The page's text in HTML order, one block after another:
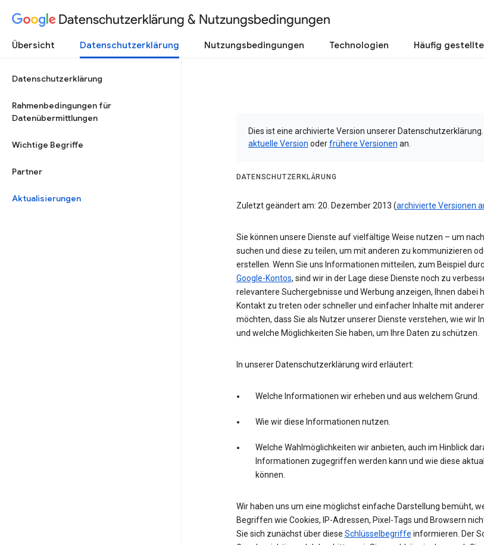
Datenschutzerklärung & Nutzungsbedingungen
Übersicht Datenschutzerklärung Nutzungsbedingungen Technologien Häufig
Datenschutzerklärung
Rahmenbedingungen für
Datenübermittlungen
Wichtige Begriffe
Partner
Aktualisierungen
Dies ist eine archivierte Version unserer
aktuelle Version oderfrühere Versionen an.
DATENSCHUTZERKLÄRUNG
Zuletzt geändert am: 20. Dezember 2013 (archivierte Versionen
Sie können unsere Dienste auf vielfältige Weise nutzen – um
suchen und diese zu teilen, um mit anderen zu kommunizieren
erstellen. Wenn Sie uns Informationen mitteilen, zum Beispiel
Google-Kontos, sind wir in der Lage diese Dienste noch zu
relevantere Suchergebnisse und Werbung anzeigen, Ihnen dabei
Kontakt zu treten oder schneller und einfacher Inhalte mit
möchten, dass Sie als Nutzer unserer Dienste verstehen, wie wir
und welche Möglichkeiten Sie haben, um Ihre Daten zu schützen.
In unserer Datenschutzerklärung wird erläutert:
Welche Informationen wir erheben und aus welchem Grund.
Wie wir diese Informationen nutzen.
Welche Wahlmöglichkeiten wir anbieten, auch im Hinblick
Informationen zugegriffen werden kann und wie diese
können.
Wir haben uns um eine möglichst einfache Darstellung bemüht,
Begriffen wie Cookies, IP-Adressen, Pixel-Tags und Browsern
Sie sich zunächst über diese Schlüsselbegriffe informieren. Der